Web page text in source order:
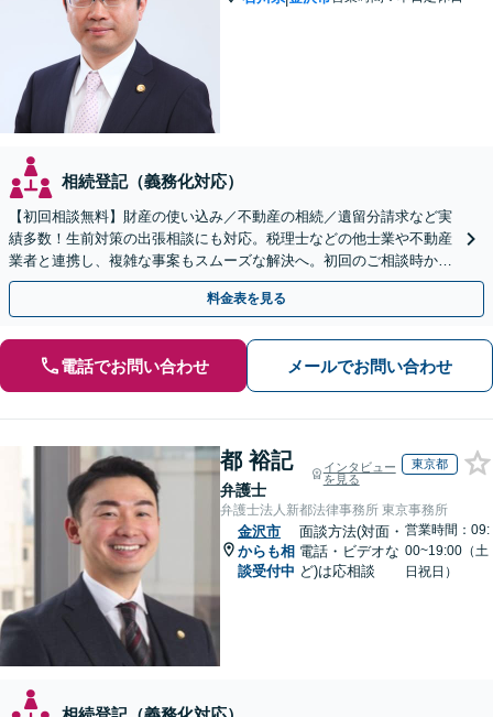
相続登記（義務化対応）
【初回相談無料】財産の使い込み／不動産の相続／遺留分請求など実
績多数！生前対策の出張相談にも対応。税理士などの他士業や不動産
業者と連携し、複雑な事案もスムーズな解決へ。初回のご相談時から
深くアドバイスし、最良の結果を獲得できるよう尽力します
料金表を見る
電話でお問い合わせ メールでお問い合わせ
都 裕記
弁護士
インタビュー
を見る
東京都
弁護士法人新都法律事務所 東京事務所
金沢市
からも相
談受付中
面談方法(対面・
電話・ビデオな
ど)は応相談
営業時間：09:
00~19:00（土
日祝日）